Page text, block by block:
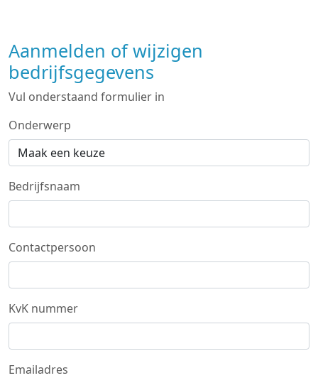
Aanmelden of wijzigen
bedrijfsgegevens
Vul onderstaand formulier in
Onderwerp
Bedrijfsnaam
Contactpersoon
KvK nummer
Emailadres